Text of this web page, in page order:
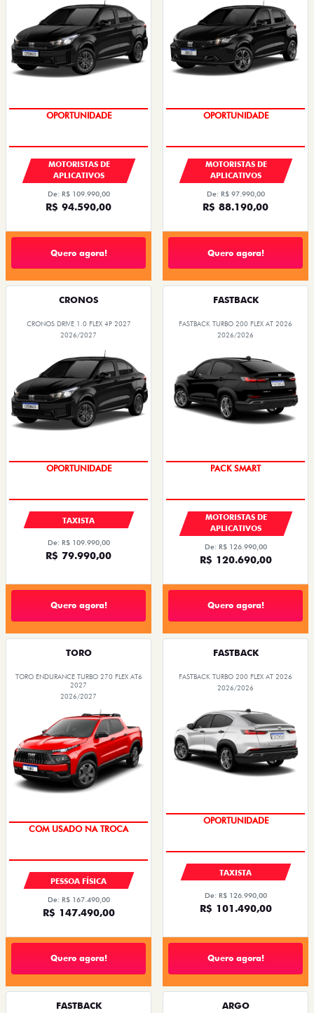
OPORTUNIDADE
MOTORISTAS DE
APLICATIVOS
De: R$ 109.990,00
R$ 94.590,00
Quero agora!
OPORTUNIDADE
MOTORISTAS DE
APLICATIVOS
De: R$ 97.990,00
R$ 88.190,00
Quero agora!
CRONOS
CRONOS DRIVE 1.0 FLEX 4P 2027
2026/2027
OPORTUNIDADE
TAXISTA
De: R$ 109.990,00
R$ 79.990,00
Quero agora!
FASTBACK
FASTBACK TURBO 200 FLEX AT 2026
2026/2026
PACK SMART
MOTORISTAS DE
APLICATIVOS
De: R$ 126.990,00
R$ 120.690,00
Quero agora!
TORO
TORO ENDURANCE TURBO 270 FLEX AT6
2027
2026/2027
OPORTUNIDADE
PESSOA FÍSICA
De: R$ 167.490,00
R$ 147.490,00
Quero agora!
FASTBACK
FASTBACK TURBO 200 FLEX AT 2026
2026/2026
OPORTUNIDADE
TAXISTA
De: R$ 126.990,00
R$ 101.490,00
Quero agora!
FASTBACK ARGO